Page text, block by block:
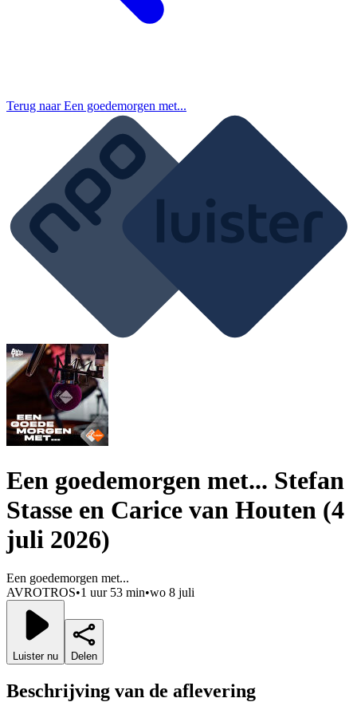
Terug naarEen goedemorgen met...
Een goedemorgen met... Stefan
Stasse en Carice van Houten (4
juli 2026)
Een goedemorgen met...
AVROTROS•1 uur 53 min•wo 8 juli
Luister nu Delen
Beschrijving van de aflevering